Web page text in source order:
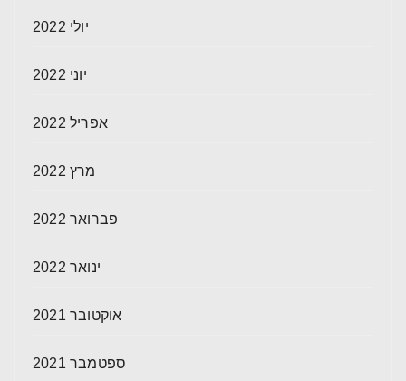
יולי 2022
יוני 2022
אפריל 2022
מרץ 2022
פברואר 2022
ינואר 2022
אוקטובר 2021
ספטמבר 2021